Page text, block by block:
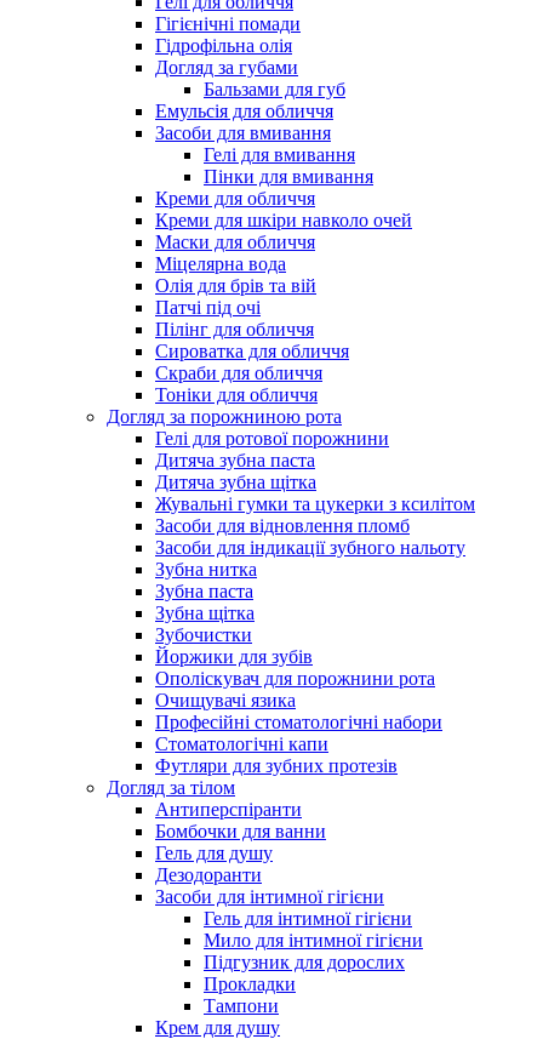
Гігієнічні помади
Гідрофільна олія
Догляд за губами
Бальзами для губ
Емульсія для обличчя
Засоби для вмивання
Гелі для вмивання
Пінки для вмивання
Креми для обличчя
Креми для шкіри навколо очей
Маски для обличчя
Міцелярна вода
Олія для брів та вій
Патчі під очі
Пілінг для обличчя
Сироватка для обличчя
Скраби для обличчя
Тоніки для обличчя
Догляд за порожниною рота
Гелі для ротової порожнини
Дитяча зубна паста
Дитяча зубна щітка
Жувальні гумки та цукерки з ксилітом
Засоби для відновлення пломб
Засоби для індикації зубного нальоту
Зубна нитка
Зубна паста
Зубна щітка
Зубочистки
Йоржики для зубів
Ополіскувач для порожнини рота
Очищувачі язика
Професійні стоматологічні набори
Стоматологічні капи
Футляри для зубних протезів
Догляд за тілом
Антиперспіранти
Бомбочки для ванни
Гель для душу
Дезодоранти
Засоби для інтимної гігієни
Гель для інтимної гігієни
Мило для інтимної гігієни
Підгузник для дорослих
Прокладки
Тампони
Крем для душу